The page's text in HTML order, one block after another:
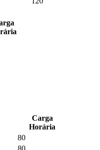
Carga
Horária
80
80